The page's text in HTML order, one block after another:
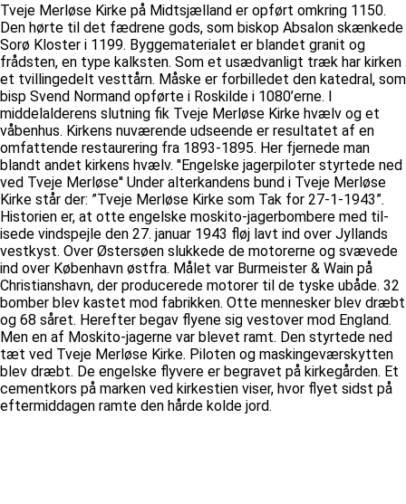
Tveje Merløse Kirke på Midtsjælland er opført omkring 1150.
Den hørte til det fædrene gods, som biskop Absalon skænkede
Sorø Kloster i 1199. Byggematerialet er blandet granit og
frådsten, en type kalksten. Som et usædvanligt træk har kirken
et tvillingedelt vesttårn. Måske er forbilledet den katedral, som
bisp Svend Normand opførte i Roskilde i 1080’erne. I
middelalderens slutning fik Tveje Merløse Kirke hvælv og et
våbenhus. Kirkens nuværende udseende er resultatet af en
omfattende restaurering fra 1893-1895. Her fjernede man
blandt andet kirkens hvælv. ''Engelske jagerpiloter styrtede ned
ved Tveje Merløse'' Under alterkandens bund i Tveje Merløse
Kirke står der: ”Tveje Merløse Kirke som Tak for 27-1-1943”.
Historien er, at otte engelske moskito-jagerbombere med til-
isede vindspejle den 27. januar 1943 fløj lavt ind over Jyllands
vestkyst. Over Østersøen slukkede de motorerne og svævede
ind over København østfra. Målet var Burmeister & Wain på
Christianshavn, der producerede motorer til de tyske ubåde. 32
bomber blev kastet mod fabrikken. Otte mennesker blev dræbt
og 68 såret. Herefter begav flyene sig vestover mod England.
Men en af Moskito-jagerne var blevet ramt. Den styrtede ned
tæt ved Tveje Merløse Kirke. Piloten og maskingeværskytten
blev dræbt. De engelske flyvere er begravet på kirkegården. Et
cementkors på marken ved kirkestien viser, hvor flyet sidst på
eftermiddagen ramte den hårde kolde jord.